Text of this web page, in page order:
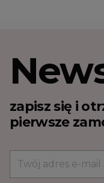
zapisz się i
pierwsze